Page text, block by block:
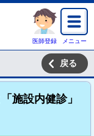
医師登録 メニュー
戻る
施設内健診」